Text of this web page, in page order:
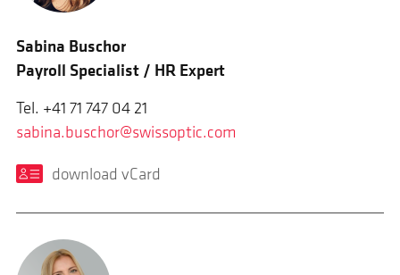
Sabina Buschor
Payroll Specialist / HR Expert
Tel. +41 71 747 04 21
sabina.buschor@swissoptic.com
download vCard